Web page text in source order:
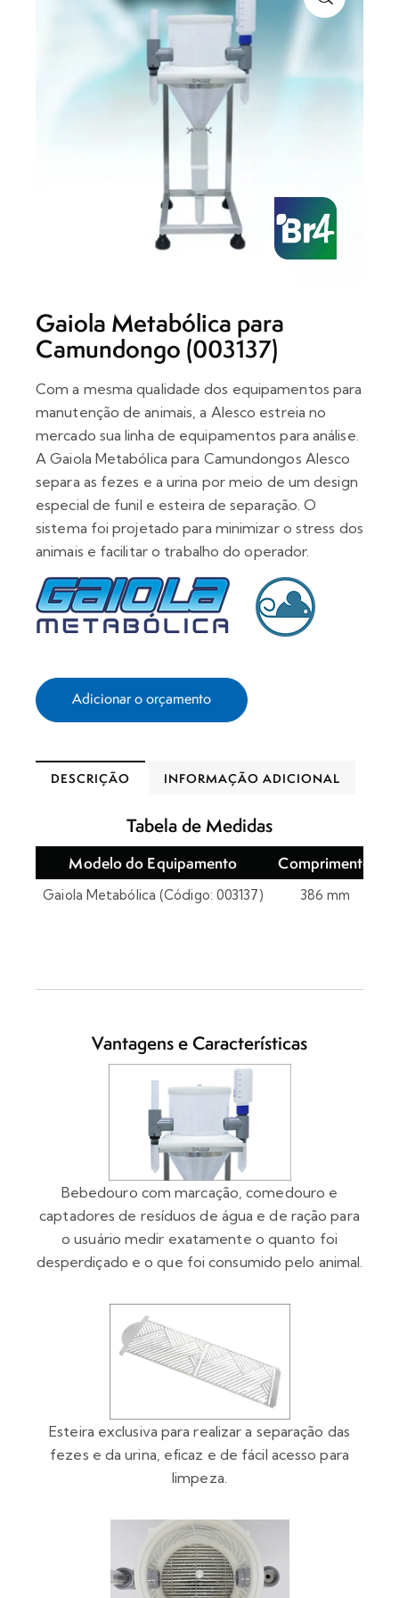
Gaiola Metabólica para
Camundongo (003137)
Com a mesma qualidade dos equipamentos para
manutenção de animais, a Alesco estreia no
mercado sua linha de equipamentos para análise. ​
A Gaiola Metabólica para Camundongos Alesco
separa as fezes e a urina por meio de um design
especial de funil e esteira de separação. O
sistema foi projetado para minimizar o stress dos
animais e facilitar o trabalho do operador.
Adicionar o orçamento
DESCRIÇÃO INFORMAÇÃO ADICIONAL
Tabela de Medidas
Modelo do Equipamento Comprimento
Gaiola Metabólica (Código: 003137) 386 mm
Vantagens e Características
Bebedouro com marcação, comedouro e
captadores de resíduos de água e de ração para
o usuário medir exatamente o quanto foi
desperdiçado e o que foi consumido pelo animal.
Esteira exclusiva para realizar a separação das
fezes e da urina, eficaz e de fácil acesso para
limpeza.